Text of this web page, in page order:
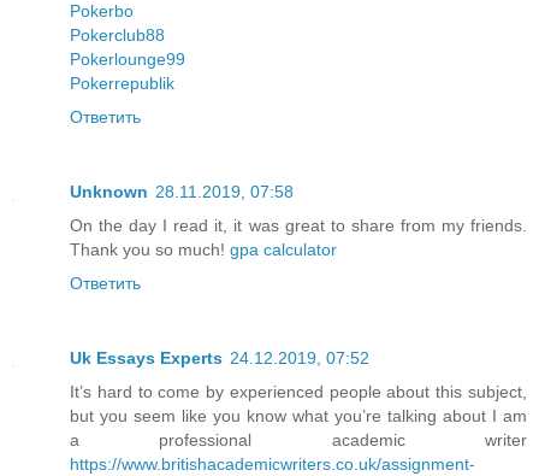
Pokerbo
Pokerclub88
Pokerlounge99
Pokerrepublik
Ответить
Unknown 28.11.2019, 07:58
On the day I read it, it was great to share from my friends.
Thank you so much! gpa calculator
Ответить
Uk Essays Experts 24.12.2019, 07:52
It’s hard to come by experienced people about this subject,
but you seem like you know what you’re talking about I am
a professional academic writer
https://www.britishacademicwriters.co.uk/assignment-